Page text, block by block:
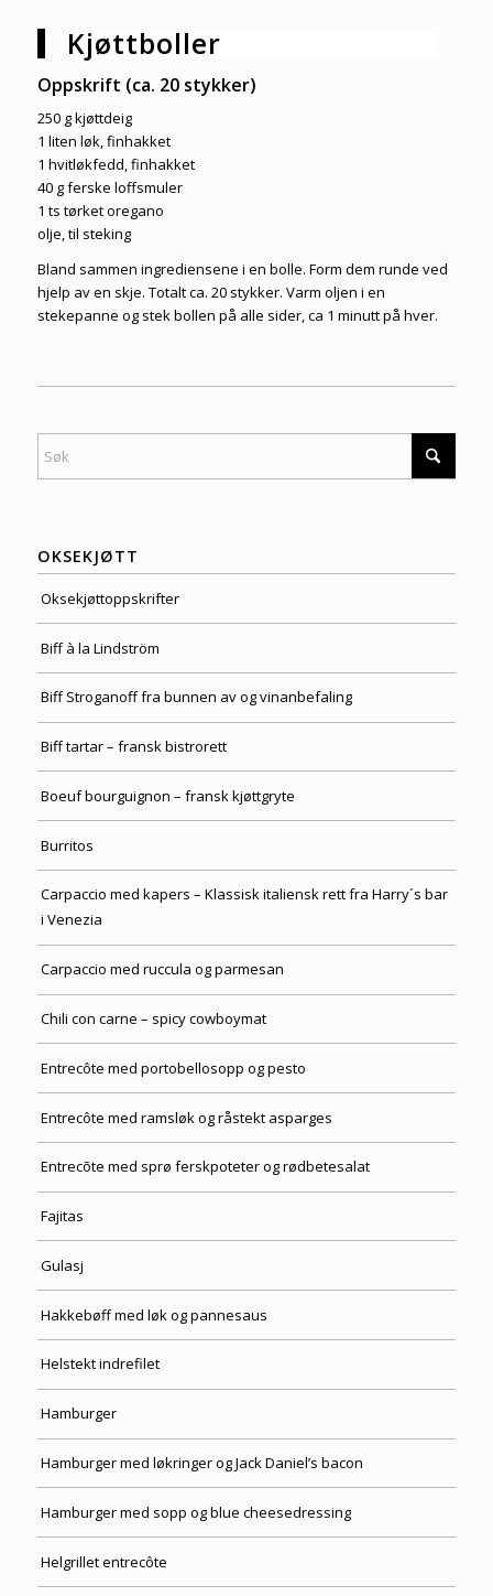
Kjøttboller
Oppskrift (ca. 20 stykker)
250 g kjøttdeig
1 liten løk, finhakket
1 hvitløkfedd, finhakket
40 g ferske loffsmuler
1 ts tørket oregano
olje, til steking
Bland sammen ingrediensene i en bolle. Form dem runde ved
hjelp av en skje. Totalt ca. 20 stykker. Varm oljen i en
stekepanne og stek bollen på alle sider, ca 1 minutt på hver.
OKSEKJØTT
Oksekjøttoppskrifter
Biff à la Lindström
Biff Stroganoff fra bunnen av og vinanbefaling
Biff tartar – fransk bistrorett
Boeuf bourguignon – fransk kjøttgryte
Burritos
Carpaccio med kapers – Klassisk italiensk rett fra Harry´s bar
i Venezia
Carpaccio med ruccula og parmesan
Chili con carne – spicy cowboymat
Entrecôte med portobellosopp og pesto
Entrecôte med ramsløk og råstekt asparges
Entrecõte med sprø ferskpoteter og rødbetesalat
Fajitas
Gulasj
Hakkebøff med løk og pannesaus
Helstekt indrefilet
Hamburger
Hamburger med løkringer og Jack Daniel’s bacon
Hamburger med sopp og blue cheesedressing
Helgrillet entrecôte